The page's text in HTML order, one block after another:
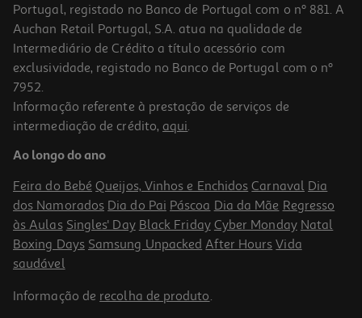
Portugal, registado no Banco de Portugal com o nº 881. A
Auchan Retail Portugal, S.A. atua na qualidade de
Intermediário de Crédito a título acessório com
exclusividade, registado no Banco de Portugal com o nº
7952.
Informação referente à prestação de serviços de
intermediação de crédito, aqui.
Ao longo do ano
Feira do Bebé Queijos, Vinhos e Enchidos Carnaval Dia
dos Namorados Dia do Pai Páscoa Dia da Mãe Regresso
às Aulas Singles' Day Black Friday Cyber Monday Natal
Boxing Days Samsung Unpacked After Hours Vida
saudável
Informação de recolha de produto.